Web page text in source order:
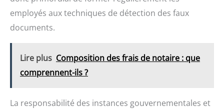
employés aux techniques de détection des faux
documents.
Lire plus Composition des frais de notaire : que
comprennent-ils ?
La responsabilité des instances gouvernementales et